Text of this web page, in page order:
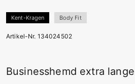
Kent-Kragen Body Fit
Artikel-Nr. 134024502
Businesshemd extra